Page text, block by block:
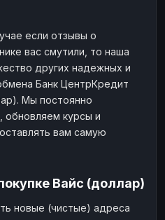
если отзывы о
вас смутили, то наша
других надежных и
Банк ЦентрКредит
Мы постоянно
курсы и
вам самую
Вайс (доллар)
новые (чистые) адреса